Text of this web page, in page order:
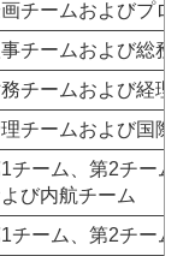
チームおよびプロ
事チームおよび総務
チームおよび経理
チームおよび国際
チーム、第2チーム
び内航チーム
チーム、第2チーム